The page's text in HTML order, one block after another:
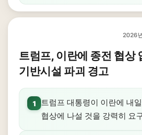
2026
트럼프, 이란에 종전 협상
기반시설 파괴 경고
1
트럼프 대통령이 이란에 내
협상에 나설 것을 강력히 요